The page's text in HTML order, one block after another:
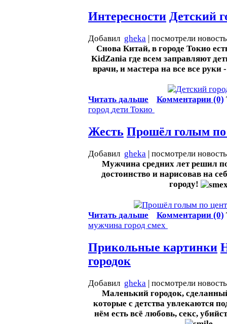
Интересности Детский
Добавил gheka | посмотрели
Снова Китай, в городе Токио
KidZania где всем заправляют
врачи, и мастера на все все руки
Читать дальше Комментарии (0)
город дети Токио
Жесть Прошёл голым по
Добавил gheka | посмотрели
Мужчина средних лет решил
достоинство и нарисовав на
городу!
Читать дальше Комментарии (0)
мужчина город смех
Прикольные картинки
городок
Добавил gheka | посмотрели
Маленький городок,
которые с детства увлекаются
нём есть всё любовь, секс,